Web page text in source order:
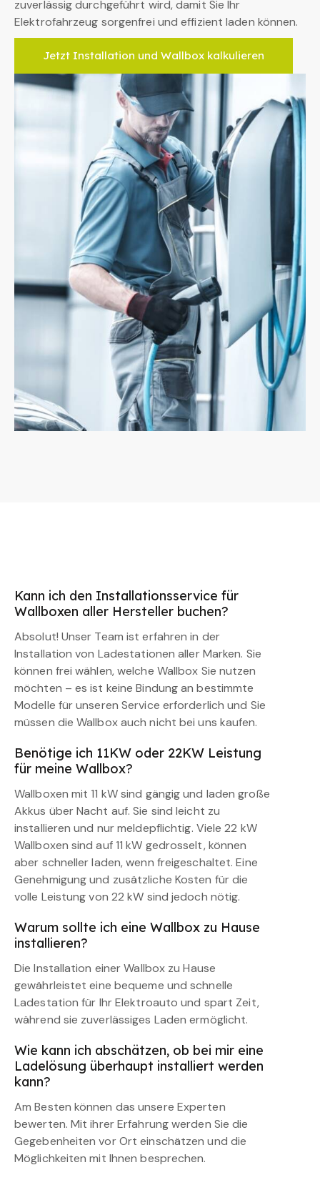
zuverlässig durchgeführt wird, damit Sie Ihr
Elektrofahrzeug sorgenfrei und effizient laden können.
Jetzt Installation und Wallbox kalkulieren
Kann ich den Installationsservice für
Wallboxen aller Hersteller buchen?
Absolut! Unser Team ist erfahren in der
Installation von Ladestationen aller Marken. Sie
können frei wählen, welche Wallbox Sie nutzen
möchten – es ist keine Bindung an bestimmte
Modelle für unseren Service erforderlich und Sie
müssen die Wallbox auch nicht bei uns kaufen.
Benötige ich 11KW oder 22KW Leistung
für meine Wallbox?
Wallboxen mit 11 kW sind gängig und laden große
Akkus über Nacht auf. Sie sind leicht zu
installieren und nur meldepflichtig. Viele 22 kW
Wallboxen sind auf 11 kW gedrosselt, können
aber schneller laden, wenn freigeschaltet. Eine
Genehmigung und zusätzliche Kosten für die
volle Leistung von 22 kW sind jedoch nötig.
Warum sollte ich eine Wallbox zu Hause
installieren?
Die Installation einer Wallbox zu Hause
gewährleistet eine bequeme und schnelle
Ladestation für Ihr Elektroauto und spart Zeit,
während sie zuverlässiges Laden ermöglicht.
Wie kann ich abschätzen, ob bei mir eine
Ladelösung überhaupt installiert werden
kann?
Am Besten können das unsere Experten
bewerten. Mit ihrer Erfahrung werden Sie die
Gegebenheiten vor Ort einschätzen und die
Möglichkeiten mit Ihnen besprechen.